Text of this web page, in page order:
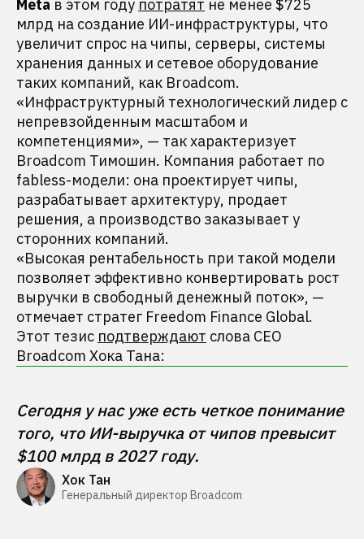
Meta в этом году потратят не менее $725
млрд на создание ИИ-инфраструктуры, что
увеличит спрос на чипы, серверы, системы
хранения данных и сетевое оборудование
таких компаний, как Broadcom.
«Инфраструктурный технологический лидер с
непревзойденным масштабом и
компетенциями», — так характеризует
Broadcom Тимошин. Компания работает по
fabless-модели: она проектирует чипы,
разрабатывает архитектуру, продает
решения, а производство заказывает у
сторонних компаний.
«Высокая рентабельность при такой модели
позволяет эффективно конвертировать рост
выручки в свободный денежный поток», —
отмечает стратег Freedom Finance Global.
Этот тезис подтверждают слова CEO
Broadcom Хока Тана:
Сегодня у нас уже есть четкое понимание
того, что ИИ-выручка от чипов превысит
$100 млрд в 2027 году.
Хок Тан
Генеральный директор Broadcom